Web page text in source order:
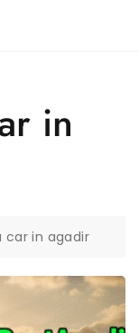
in
car in agadir